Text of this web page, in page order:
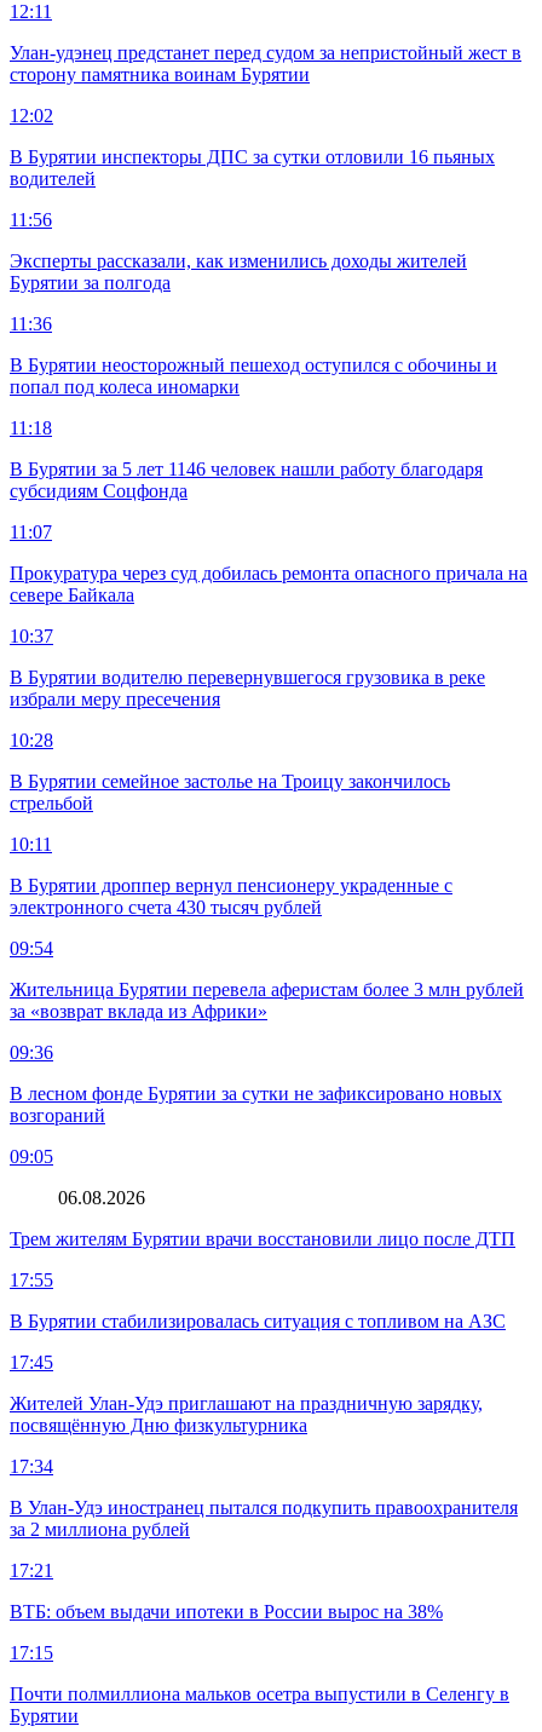
12:11
Улан-удэнец предстанет перед судом за непристойный жест в
сторону памятника воинам Бурятии
12:02
В Бурятии инспекторы ДПС за сутки отловили 16 пьяных
водителей
11:56
Эксперты рассказали, как изменились доходы жителей
Бурятии за полгода
11:36
В Бурятии неосторожный пешеход оступился с обочины и
попал под колеса иномарки
11:18
В Бурятии за 5 лет 1146 человек нашли работу благодаря
субсидиям Соцфонда
11:07
Прокуратура через суд добилась ремонта опасного причала на
севере Байкала
10:37
В Бурятии водителю перевернувшегося грузовика в реке
избрали меру пресечения
10:28
В Бурятии семейное застолье на Троицу закончилось
стрельбой
10:11
В Бурятии дроппер вернул пенсионеру украденные с
электронного счета 430 тысяч рублей
09:54
Жительница Бурятии перевела аферистам более 3 млн рублей
за «возврат вклада из Африки»
09:36
В лесном фонде Бурятии за сутки не зафиксировано новых
возгораний
09:05
06.08.2026
Трем жителям Бурятии врачи восстановили лицо после ДТП
17:55
В Бурятии стабилизировалась ситуация с топливом на АЗС
17:45
Жителей Улан-Удэ приглашают на праздничную зарядку,
посвящённую Дню физкультурника
17:34
В Улан-Удэ иностранец пытался подкупить правоохранителя
за 2 миллиона рублей
17:21
ВТБ: объем выдачи ипотеки в России вырос на 38%
17:15
Почти полмиллиона мальков осетра выпустили в Селенгу в
Бурятии